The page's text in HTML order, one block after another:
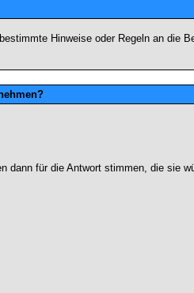
Hinweise oder Regeln an die
für die Antwort stimmen, die sie